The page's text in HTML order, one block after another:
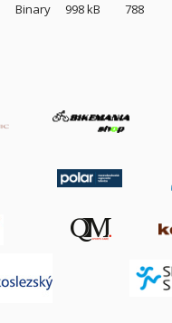
Binary 998 kB 788